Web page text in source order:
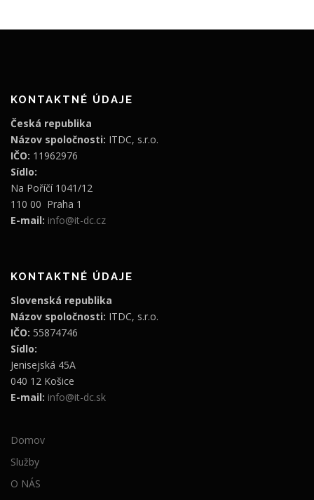
KONTAKTNÉ ÚDAJE
Česká republika
Názov spoločnosti: ITDC, s.r.o.
IČO: 11962976
Sídlo:
Na Poříčí 1041/12
110 00 Praha 1
E-mail: info@it-dc.cz
KONTAKTNÉ ÚDAJE
Slovenská republika
Názov spoločnosti: ITDC, s.r.o.
IČO: 55874746
Sídlo:
Jenisejská 45A
040 12 Košice
E-mail: info@it-dc.sk
Domov
Služby
O NÁS